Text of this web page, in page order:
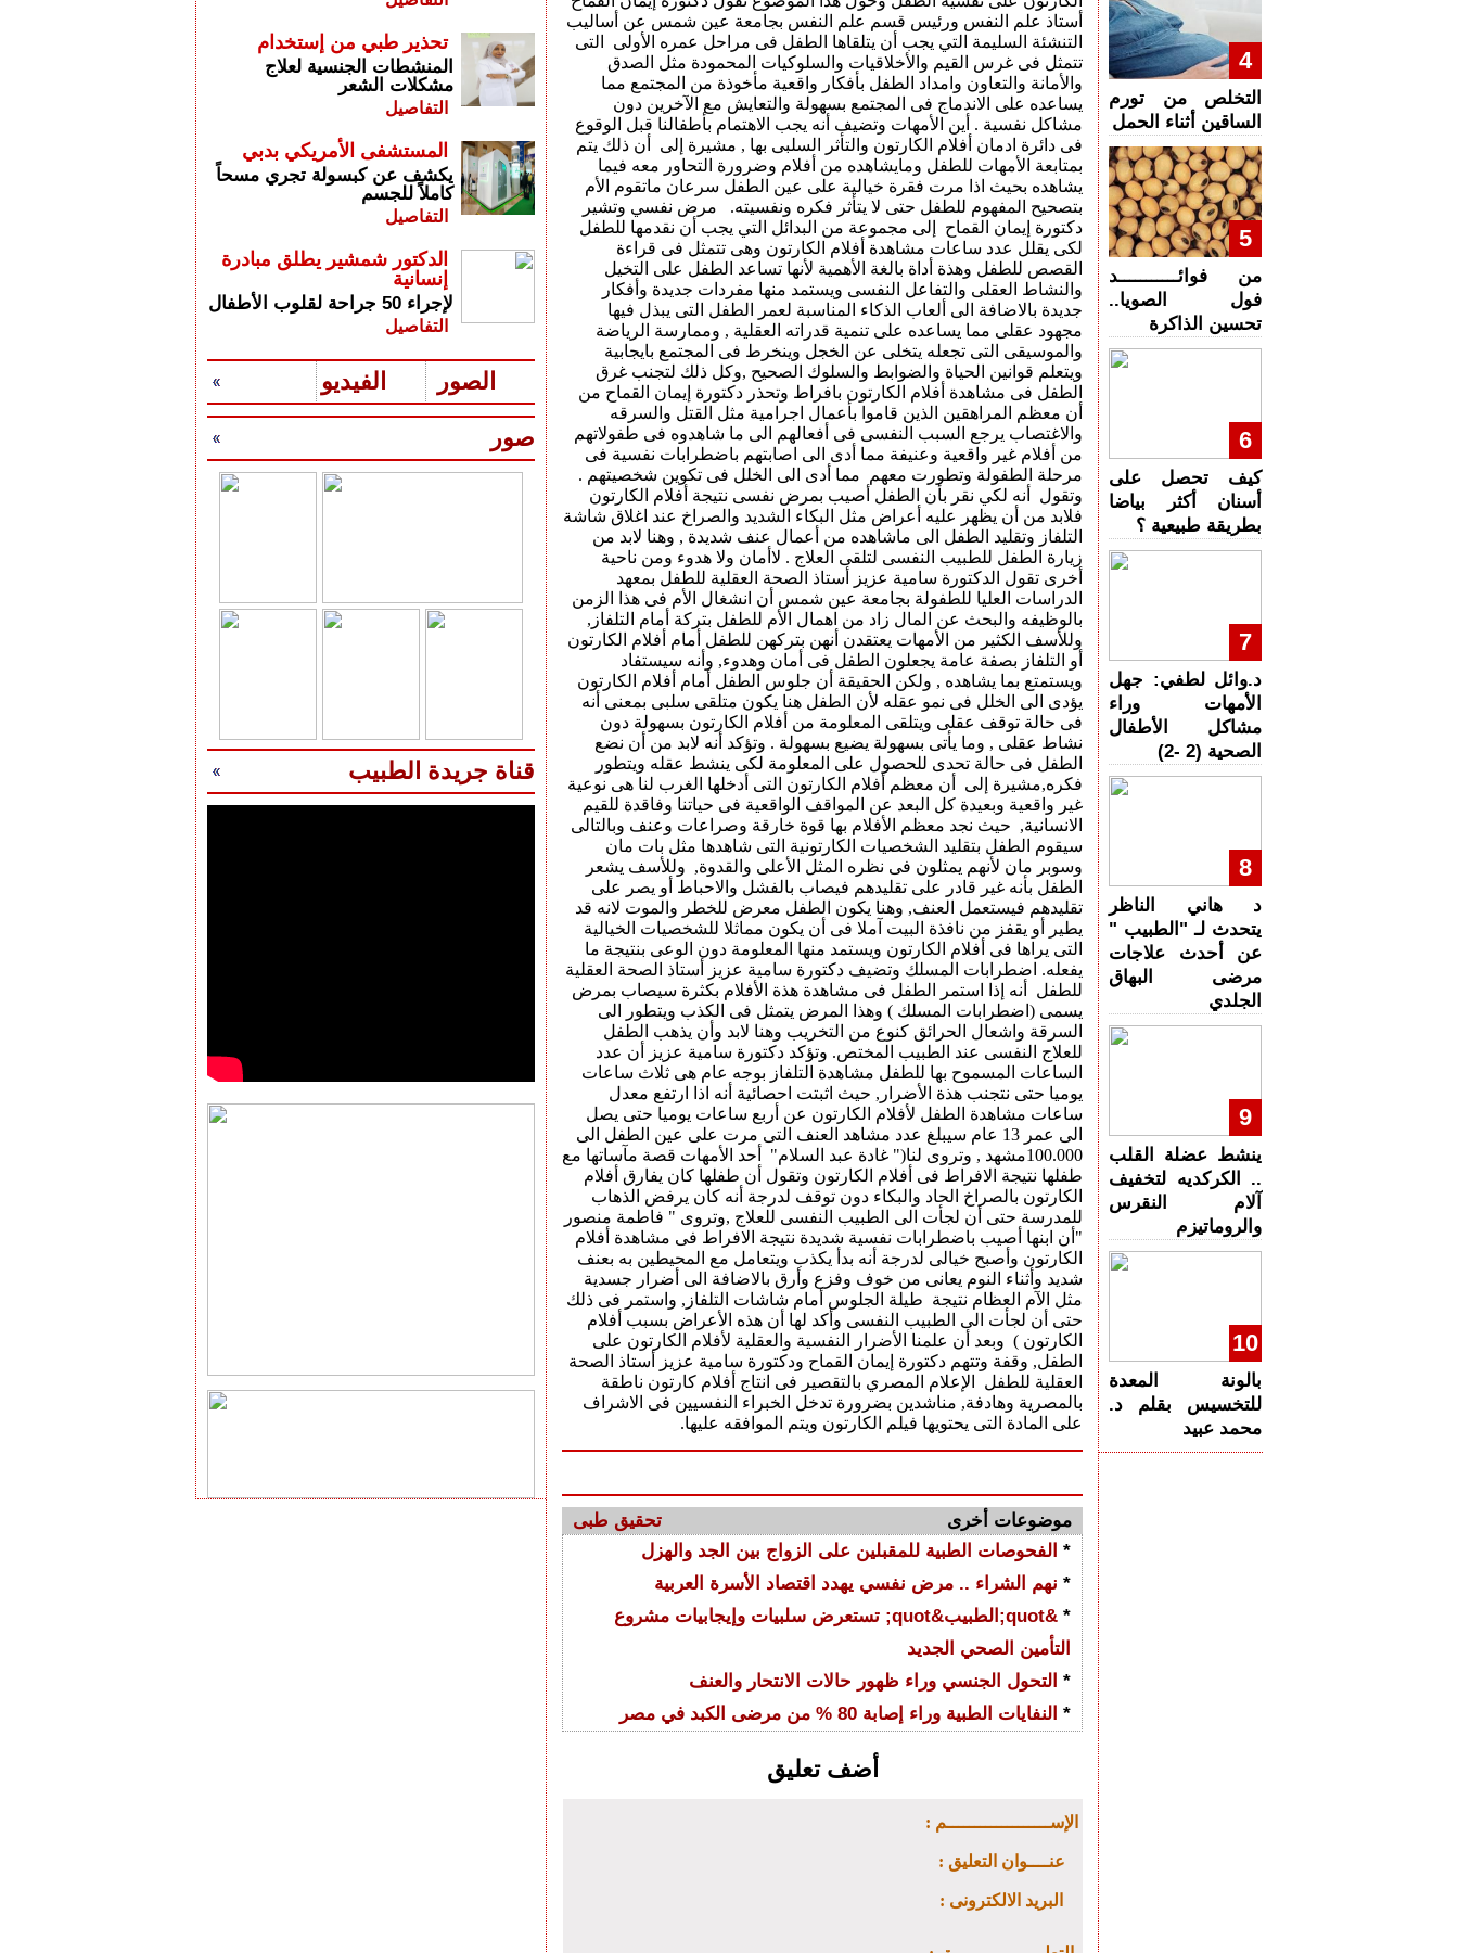
تحذير طبي من إستخدام
المنشطات الجنسية لعلاج
مشكلات الشعر
التفاصيل
المستشفى الأمريكي بدبي
يكشف عن كبسولة تجري مسحاً
كاملاً للجسم
التفاصيل
الدكتور شمشير يطلق مبادرة
إنسانية
لإجراء 50 جراحة لقلوب الأطفال
التفاصيل
الصور الفيديو
صور
معلومات طبية مصورة
التحرير
لصحة جيدة
الملامين
والحصوات
أهمية
الجرجير
قناة جريدة الطبيب
أستاذ علم النفس ورئيس قسم علم النفس بجامعة عين شمس عن أساليب
التنشئة السليمة التي يجب أن يتلقاها الطفل فى مراحل عمره الأولى التى
تتمثل فى غرس القيم والأخلاقيات والسلوكيات المحمودة مثل الصدق
والأمانة والتعاون وامداد الطفل بأفكار واقعية مأخوذة من المجتمع مما
يساعده على الاندماج فى المجتمع بسهولة والتعايش مع الآخرين دون
مشاكل نفسية . أين الأمهات وتضيف أنه يجب الاهتمام بأطفالنا قبل الوقوع
فى دائرة ادمان أفلام الكارتون والتأثر السلبى بها , مشيرة إلى أن ذلك يتم
بمتابعة الأمهات للطفل ومايشاهده من أفلام وضرورة التحاور معه فيما
يشاهده بحيث اذا مرت فقرة خيالية على عين الطفل سرعان ماتقوم الأم
بتصحيح المفهوم للطفل حتى لا يتأثر فكره ونفسيته. مرض نفسي وتشير
دكتورة إيمان القماح إلى مجموعة من البدائل التي يجب أن نقدمها للطفل
لكى يقلل عدد ساعات مشاهدة أفلام الكارتون وهى تتمثل فى قراءة
القصص للطفل وهذة أداة بالغة الأهمية لأنها تساعد الطفل على التخيل
والنشاط العقلى والتفاعل النفسى ويستمد منها مفردات جديدة وأفكار
جديدة بالاضافة الى ألعاب الذكاء المناسبة لعمر الطفل التى يبذل فيها
مجهود عقلى مما يساعده على تنمية قدراته العقلية , وممارسة الرياضة
والموسيقى التى تجعله يتخلى عن الخجل وينخرط فى المجتمع بايجابية
ويتعلم قوانين الحياة والضوابط والسلوك الصحيح ,وكل ذلك لتجنب غرق
الطفل فى مشاهدة أفلام الكارتون بافراط وتحذر دكتورة إيمان القماح من
أن معظم المراهقين الذين قاموا بأعمال اجرامية مثل القتل والسرقه
والاغتصاب يرجع السبب النفسى فى أفعالهم الى ما شاهدوه فى طفولاتهم
من أفلام غير واقعية وعنيفة مما أدى الى اصابتهم باضطرابات نفسية فى
مرحلة الطفولة وتطورت معهم مما أدى الى الخلل فى تكوين شخصيتهم .
وتقول أنه لكي نقر بأن الطفل أصيب بمرض نفسى نتيجة أفلام الكارتون
فلابد من أن يظهر عليه أعراض مثل البكاء الشديد والصراخ عند اغلاق شاشة
التلفاز وتقليد الطفل الى ماشاهده من أعمال عنف شديدة , وهنا لابد من
زيارة الطفل للطبيب النفسى لتلقى العلاج . لاأمان ولا هدوء ومن ناحية
أخرى تقول الدكتورة سامية عزيز أستاذ الصحة العقلية للطفل بمعهد
الدراسات العليا للطفولة بجامعة عين شمس أن انشغال الأم فى هذا الزمن
بالوظيفه والبحث عن المال زاد من اهمال الأم للطفل بتركة أمام التلفاز,
وللأسف الكثير من الأمهات يعتقدن أنهن بتركهن للطفل أمام أفلام الكارتون
أو التلفاز بصفة عامة يجعلون الطفل فى أمان وهدوء, وأنه سيستفاد
ويستمتع بما يشاهده , ولكن الحقيقة أن جلوس الطفل أمام أفلام الكارتون
يؤدى الى الخلل فى نمو عقله لأن الطفل هنا يكون متلقى سلبى بمعنى أنه
فى حالة توقف عقلى ويتلقى المعلومة من أفلام الكارتون بسهولة دون
نشاط عقلى , وما يأتى بسهولة يضيع بسهولة . وتؤكد أنه لابد من أن نضع
الطفل فى حالة تحدى للحصول على المعلومة لكى ينشط عقله ويتطور
فكره,مشيرة إلى أن معظم أفلام الكارتون التى أدخلها الغرب لنا هى نوعية
غير واقعية وبعيدة كل البعد عن المواقف الواقعية فى حياتنا وفاقدة للقيم
الانسانية, حيث نجد معظم الأفلام بها قوة خارقة وصراعات وعنف وبالتالى
سيقوم الطفل بتقليد الشخصيات الكارتونية التى شاهدها مثل بات مان
وسوبر مان لأنهم يمثلون فى نظره المثل الأعلى والقدوة, وللأسف يشعر
الطفل بأنه غير قادر على تقليدهم فيصاب بالفشل والاحباط أو يصر على
تقليدهم فيستعمل العنف, وهنا يكون الطفل معرض للخطر والموت لانه قد
يطير أو يقفز من نافذة البيت آملا فى أن يكون مماثلا للشخصيات الخيالية
التى يراها فى أفلام الكارتون ويستمد منها المعلومة دون الوعى بنتيجة ما
يفعله. اضطرابات المسلك وتضيف دكتورة سامية عزيز أستاذ الصحة العقلية
للطفل أنه إذا استمر الطفل فى مشاهدة هذة الأفلام بكثرة سيصاب بمرض
يسمى (اضطرابات المسلك ) وهذا المرض يتمثل فى الكذب ويتطور الى
السرقة واشعال الحرائق كنوع من التخريب وهنا لابد وأن يذهب الطفل
للعلاج النفسى عند الطبيب المختص. وتؤكد دكتورة سامية عزيز أن عدد
الساعات المسموح بها للطفل مشاهدة التلفاز بوجه عام هى ثلاث ساعات
يوميا حتى نتجنب هذة الأضرار, حيث اثبتت احصائية أنه اذا ارتفع معدل
ساعات مشاهدة الطفل لأفلام الكارتون عن أربع ساعات يوميا حتى يصل
الى عمر 13 عام سيبلغ عدد مشاهد العنف التى مرت على عين الطفل الى
100.000مشهد , وتروى لنا(" غادة عبد السلام" أحد الأمهات قصة مآساتها مع
طفلها نتيجة الافراط فى أفلام الكارتون وتقول أن طفلها كان يفارق أفلام
الكارتون بالصراخ الحاد والبكاء دون توقف لدرجة أنه كان يرفض الذهاب
للمدرسة حتى أن لجأت الى الطبيب النفسى للعلاج ,وتروى " فاطمة منصور
"أن ابنها أصيب باضطرابات نفسية شديدة نتيجة الافراط فى مشاهدة أفلام
الكارتون وأصبح خيالى لدرجة أنه بدأ يكذب ويتعامل مع المحيطين به بعنف
شديد وأثناء النوم يعانى من خوف وفزع وأرق بالاضافة الى أضرار جسدية
مثل الآم العظام نتيجة طيلة الجلوس أمام شاشات التلفاز, واستمر فى ذلك
حتى أن لجأت الى الطبيب النفسى وأكد لها أن هذه الأعراض بسبب أفلام
الكارتون ) وبعد أن علمنا الأضرار النفسية والعقلية لأفلام الكارتون على
الطفل, وقفة وتتهم دكتورة إيمان القماح ودكتورة سامية عزيز أستاذ الصحة
العقلية للطفل الإعلام المصري بالتقصير فى انتاج أفلام كارتون ناطقة
بالمصرية وهادفة, مناشدين بضرورة تدخل الخبراء النفسيين فى الاشراف
على المادة التى يحتويها فيلم الكارتون ويتم الموافقه عليها.
موضوعات أخرى
تحقيق طبى
* الفحوصات الطبية للمقبلين على الزواج بين الجد والهزل
* نهم الشراء .. مرض نفسي يهدد اقتصاد الأسرة العربية
*
&quot;الطبيب&quot; تستعرض سلبيات وإيجابيات مشروع
التأمين الصحي الجديد
* التحول الجنسي وراء ظهور حالات الانتحار والعنف
* النفايات الطبية وراء إصابة 80 % من مرضى الكبد في مصر
أضف تعليق
: الإســـــــــــــــــــم
: عنــــوان التعليق
: البريد الالكترونى
4
التخلص من تورم
الساقين أثناء الحمل
5
من فوائـــــــــــد
فول الصويا..
تحسين الذاكرة
6
كيف تحصل على
أسنان أكثر بياضا
بطريقة طبيعية ؟
7
د.وائل لطفي: جهل
الأمهات وراء
مشاكل الأطفال
الصحية (2 -2)
8
د هاني الناظر
يتحدث لـ "الطبيب "
عن أحدث علاجات
مرضى البهاق
الجلدي
9
ينشط عضلة القلب
.. الكركديه لتخفيف
آلام النقرس
والروماتيزم
10
بالونة المعدة
للتخسيس بقلم د.
محمد عبيد